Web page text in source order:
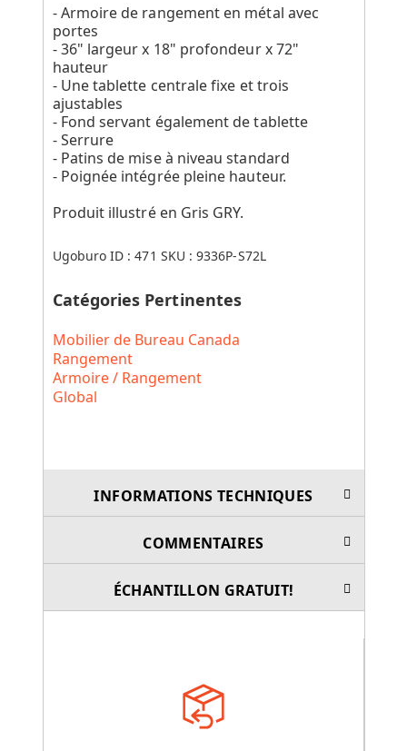
- Armoire de rangement en métal avec
portes
- 36" largeur x 18" profondeur x 72"
hauteur
- Une tablette centrale fixe et trois
ajustables
- Fond servant également de tablette
- Serrure
- Patins de mise à niveau standard
- Poignée intégrée pleine hauteur.
Produit illustré en Gris GRY.
Ugoburo ID :471 SKU :9336P-S72L
Catégories Pertinentes
Mobilier de Bureau Canada
Rangement
Armoire / Rangement
Global
INFORMATIONS TECHNIQUES
COMMENTAIRES
ÉCHANTILLON GRATUIT!